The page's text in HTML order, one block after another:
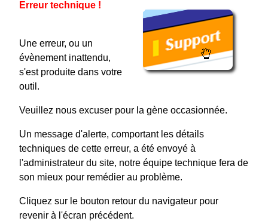
Erreur technique !
Une erreur, ou un
évènement inattendu,
s'est produite dans votre
outil.
Veuillez nous excuser pour la gène occasionnée.
Un message d'alerte, comportant les détails
techniques de cette erreur, a été envoyé à
l'administrateur du site, notre équipe technique fera de
son mieux pour remédier au problème.
Cliquez sur le bouton retour du navigateur pour
revenir à l'écran précédent.